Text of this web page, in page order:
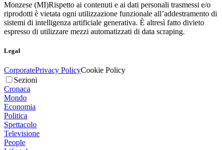
Monzese (MI)Rispetto ai contenuti e ai dati personali trasmessi e/o
riprodotti è vietata ogni utilizzazione funzionale all’addestramento di
sistemi di intelligenza artificiale generativa. È altresì fatto divieto
espresso di utilizzare mezzi automatizzati di data scraping.
Legal
CorporatePrivacy PolicyCookie Policy
Sezioni
Cronaca
Mondo
Economia
Politica
Spettacolo
Televisione
People